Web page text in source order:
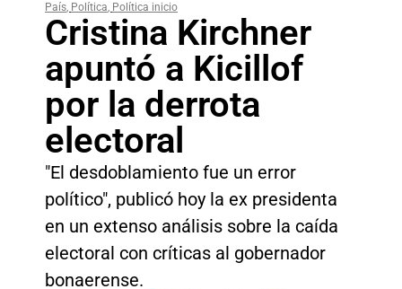
País, Política, Política inicio
Cristina Kirchner
apuntó a Kicillof
por la derrota
electoral
"El desdoblamiento fue un error
político", publicó hoy la ex presidenta
en un extenso análisis sobre la caída
electoral con críticas al gobernador
bonaerense.